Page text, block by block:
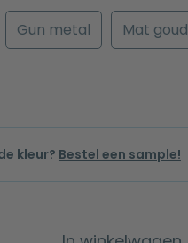
Gun metal Mat goud
kleur? Bestel een sample!